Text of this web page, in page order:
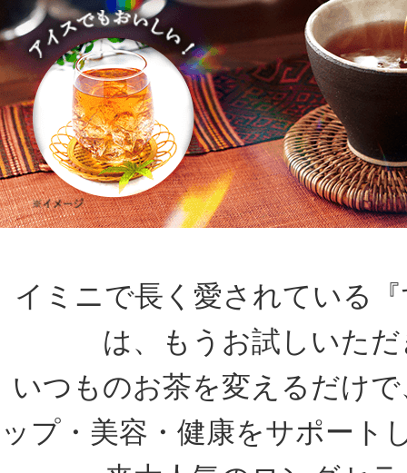
イミニで長く愛されている
は、もうお試しいた
いつものお茶を変えるだけ
ップ・美容・健康をサポート